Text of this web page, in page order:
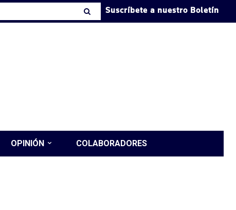
Suscríbete a nuestro Boletín
OPINIÓN COLABORADORES